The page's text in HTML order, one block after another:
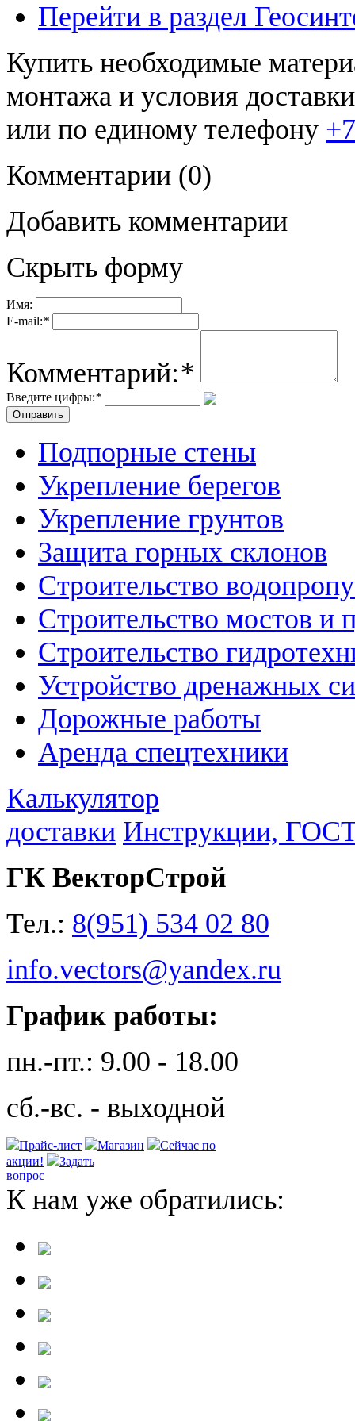
Перейти в раздел
Купить необходимые
монтажа и условия
или по единому телефону
Комментарии (0)
Добавить комментарии
Скрыть форму
Имя:
E-mail:*
Комментарий:*
Введите цифры:*
Подпорные стены
Укрепление берегов
Укрепление грунтов
Защита горных склонов
Строительство
Строительство мостов и
Строительство
Устройство дренажных
Дорожные работы
Аренда спецтехники
Калькулятор
доставки Инструкции,
ГК ВекторСтрой
Тел.: 8(951) 534 02 80
info.vectors@yandex.ru
График работы:
пн.-пт.: 9.00 - 18.00
сб.-вс. - выходной
Прайс-лист Магазин
Сейчас по
акции!
Задать
вопрос
К нам уже обратились: